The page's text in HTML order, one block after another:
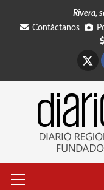
Rivera,
Contáctanos
primario